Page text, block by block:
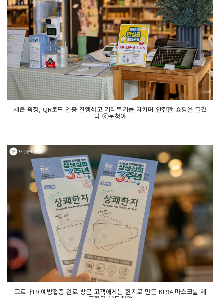
체온 측정, QR코드 인증 진행하고 거리두기를 지키며 안전한 쇼핑을 즐겼
다 ⓒ문청야
코로나19 예방접종 완료 방문 고객에게는 한지로 만든 KF94 마스크를 제